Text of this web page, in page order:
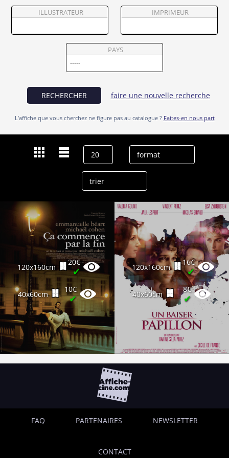
Vendre
ILLUSTRATEUR IMPRIMEUR
PAYS
RECHERCHER faire une nouvelle recherche
L’affiche que vous cherchez ne figure pas au catalogue ? Faites-en nous part
120x160cm
20€
✔
40x60cm
10€
✔
120x160cm
16€
✔
40x60cm
8€
✔
FAQ PARTENAIRES NEWSLETTER
CONTACT